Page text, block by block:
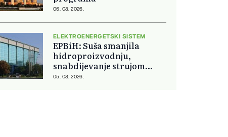
06. 08. 2026.
ELEKTROENERGETSKI SISTEM
EPBiH: Suša smanjila
hidroproizvodnju,
snabdijevanje strujom
ostaje stabilno
05. 08. 2026.